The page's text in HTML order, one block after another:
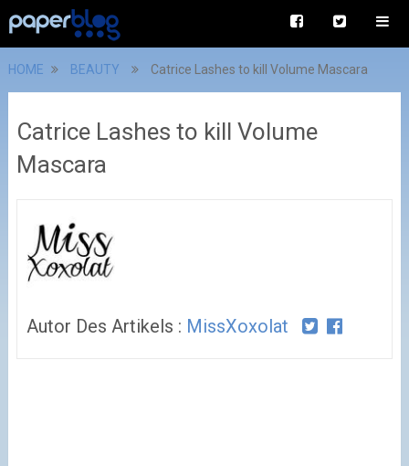
HOME BEAUTY Catrice Lashes to kill Volume Mascara
Catrice Lashes to kill Volume
Mascara
Autor Des Artikels : MissXoxolat